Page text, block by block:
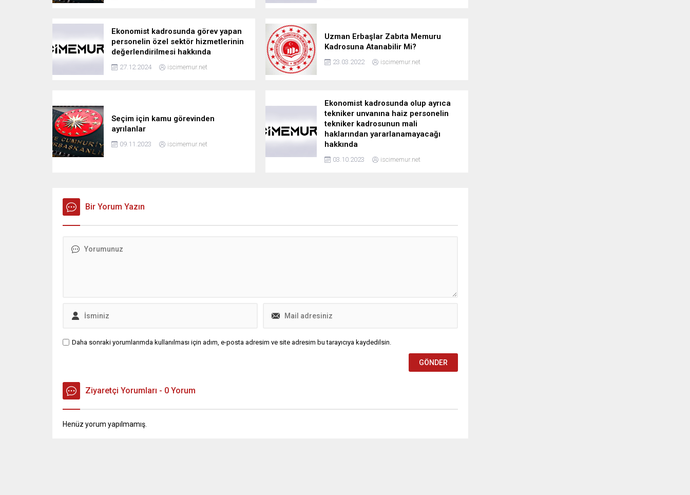
Ekonomist kadrosunda görev yapan
personelin özel sektör hizmetlerinin
değerlendirilmesi hakkında
27.12.2024 iscimemur.net
Uzman Erbaşlar Zabıta Memuru
Kadrosuna Atanabilir Mi?
23.03.2022 iscimemur.net
Seçim için kamu görevinden
ayrılanlar
09.11.2023 iscimemur.net
Ekonomist kadrosunda olup ayrıca
tekniker unvanına haiz personelin
tekniker kadrosunun mali
haklarından yararlanamayacağı
hakkında
03.10.2023 iscimemur.net
Bir Yorum Yazın
Daha sonraki yorumlarımda kullanılması için adım, e-posta adresim ve site adresim bu tarayıcıya kaydedilsin.
Ziyaretçi Yorumları - 0 Yorum
Henüz yorum yapılmamış.